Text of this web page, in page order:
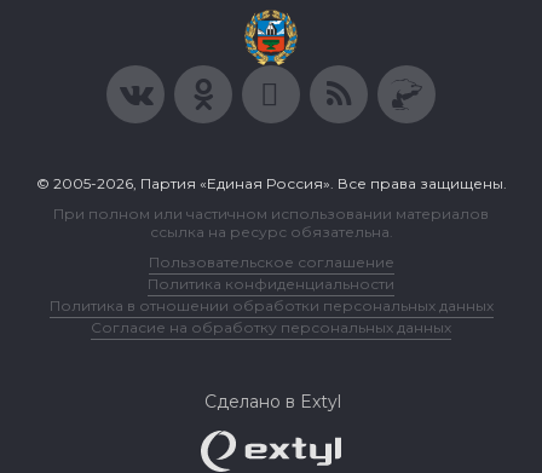
© 2005-2026, Партия «Единая Россия». Все права защищены.
При полном или частичном использовании материалов
ссылка на ресурс обязательна.
Пользовательское соглашение
Политика конфиденциальности
Политика в отношении обработки персональных данных
Согласие на обработку персональных данных
Сделано в Extyl